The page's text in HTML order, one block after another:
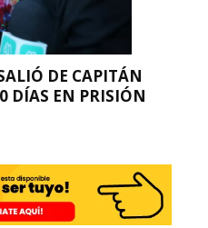
DE CAPITÁN
DÍAS EN PRISIÓN